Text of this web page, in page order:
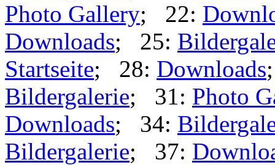
Photo Gallery; 22:
Downloads; 25:
Startseite; 28: Downloads
Bildergalerie; 31: Photo
Downloads; 34:
Bildergalerie; 37: